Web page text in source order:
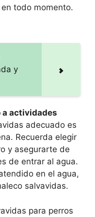
todo momento.
y
a actividades
adecuado es
Recuerda elegir
y asegurarte de
de entrar al agua.
en el agua,
salvavidas.
para perros